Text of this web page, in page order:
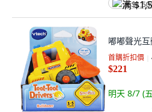
满
嘟嘟聲光
首購折扣價
$221
明天 8/7 (